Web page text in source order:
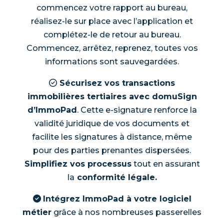
commencez votre rapport au bureau,
réalisez-le sur place avec l’application et
complétez-le de retour au bureau.
Commencez, arrêtez, reprenez, toutes vos
informations sont sauvegardées.
Sécurisez vos transactions
immobilières tertiaires avec domuSign
d’ImmoPad . Cette e-signature renforce la
validité juridique de vos documents et
facilite les signatures à distance, même
pour des parties prenantes dispersées.
Simplifiez vos processustout en assurant
la conformité légale.
Intégrez ImmoPad à votre logiciel
métier grâce à nos nombreuses passerelles